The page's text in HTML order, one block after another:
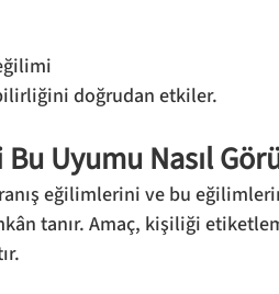
doğrudan etkiler.
Uyumu Nasıl
eğilimlerini ve bu
tanır. Amaç, kişiliği